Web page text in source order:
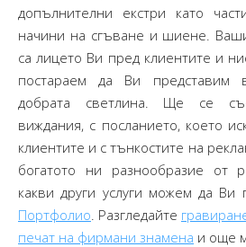
допълнителни екстри като
начини на сгъване и шиене.
са лицето Ви пред клиентите и
постараем да Ви
добрата светлина. Ще се
виждания, с посланието, което
клиентите и с тънкостите на
богатото ни разнообразие от
какви други услуги можем да
Портфолио. Разгледайте
печат на фирмани знамена и още